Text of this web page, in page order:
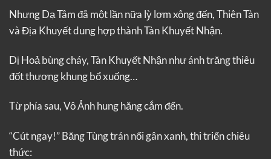
Nhưng Dạ Tâm đã một lần nữa lỳ lợm xông đến, Thiên Tàn
và Địa Khuyết dung hợp thành Tàn Khuyết Nhận.
Dị Hoả bùng cháy, Tàn Khuyết Nhận như ánh trăng thiêu
đốt thương khung bổ xuống…
Từ phía sau, Vô Ảnh hung hăng cắm đến.
“Cút ngay!” Băng Tùng trán nổi gân xanh, thi triển chiêu
thức: